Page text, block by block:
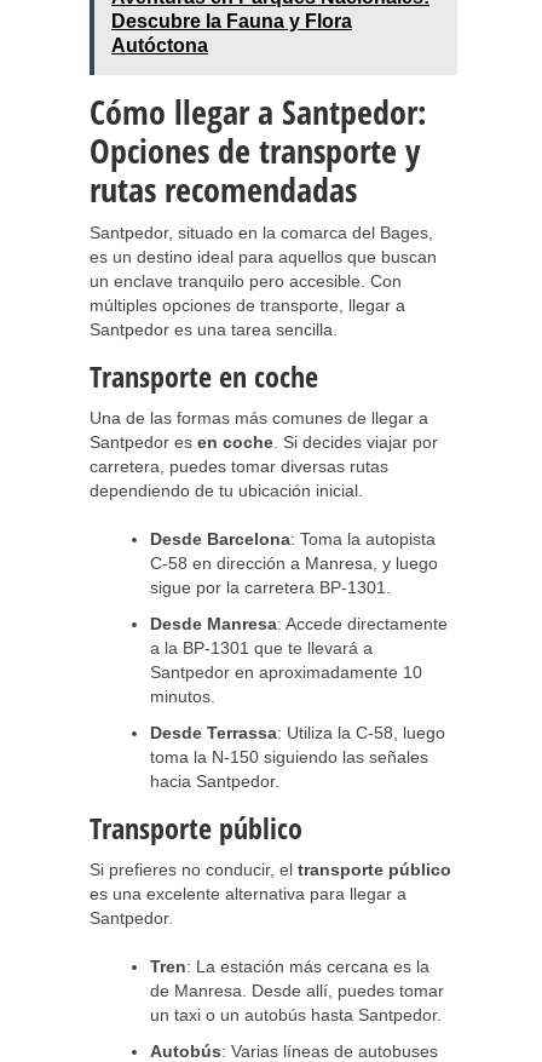
Descubre la Fauna y Flora
Autóctona
Cómo llegar a Santpedor:
Opciones de transporte y
rutas recomendadas
Santpedor, situado en la comarca del Bages,
es un destino ideal para aquellos que buscan
un enclave tranquilo pero accesible. Con
múltiples opciones de transporte, llegar a
Santpedor es una tarea sencilla.
Transporte en coche
Una de las formas más comunes de llegar a
Santpedor es en coche . Si decides viajar por
carretera, puedes tomar diversas rutas
dependiendo de tu ubicación inicial.
Desde Barcelona: Toma la autopista
C-58 en dirección a Manresa, y luego
sigue por la carretera BP-1301.
Desde Manresa: Accede directamente
a la BP-1301 que te llevará a
Santpedor en aproximadamente 10
minutos.
Desde Terrassa: Utiliza la C-58, luego
toma la N-150 siguiendo las señales
hacia Santpedor.
Transporte público
Si prefieres no conducir, el transporte público
es una excelente alternativa para llegar a
Santpedor.
Tren: La estación más cercana es la
de Manresa. Desde allí, puedes tomar
un taxi o un autobús hasta Santpedor.
Autobús: Varias líneas de autobuses